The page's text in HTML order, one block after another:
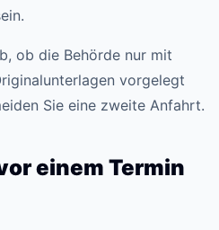
ob die Behörde nur mit
vorgelegt
Sie eine zweite Anfahrt.
einem Termin